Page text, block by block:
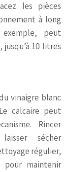
les pièces
à long
peut
10 litres
vinaigre blanc
calcaire peut
Rincer
sécher
régulier,
maintenir